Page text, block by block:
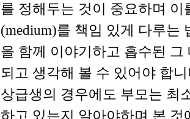
를 정해두는 것이 중요하며
(medium)를 책임 있게 다루는
을 함께 이야기하고 흡수된
되고 생각해 볼 수 있어야 합
상급생의 경우에도 부모는 최
하고 있는지 알아야하며 본